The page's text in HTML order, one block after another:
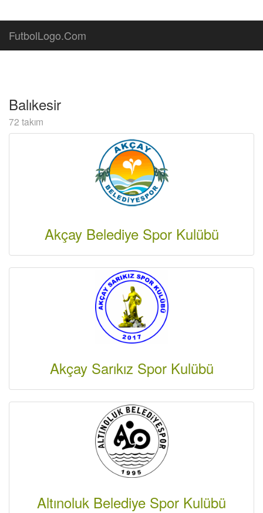
FutbolLogo.Com
Balıkesir
72 takım
Akçay Belediye Spor Kulübü
Akçay Sarıkız Spor Kulübü
Altınoluk Belediye Spor Kulübü